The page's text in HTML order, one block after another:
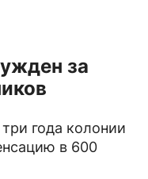
за
года колонии
в 600